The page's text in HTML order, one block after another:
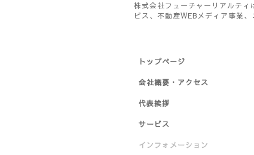
株式会社フューチャーリアルテ
ビス、不動産WEBメディア事業
トップページ
会社概要・アクセス
代表挨拶
サービス
インフォメーション